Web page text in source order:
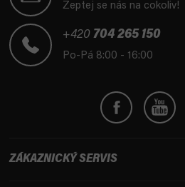
Zeptej se nás na cokoliv!
+420 704 265 150
Po-Pá 8:00 - 16:00
ZÁKAZNICKÝ SERVIS